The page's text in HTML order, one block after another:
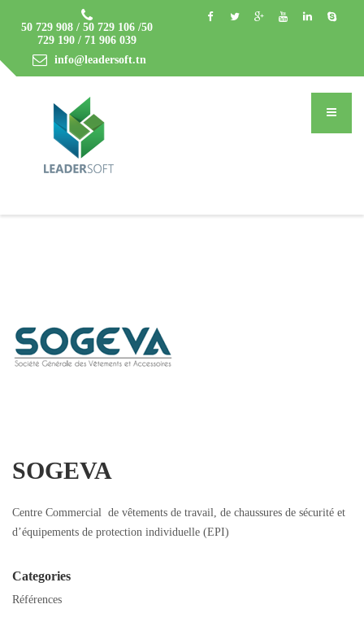
50 729 908 / 50 729 106 /50
729 190 / 71 906 039
info@leadersoft.tn
SOGEVA
Centre Commercial de vêtements de travail, de chaussures de sécurité et
d’équipements de protection individuelle (EPI)
Categories
Références